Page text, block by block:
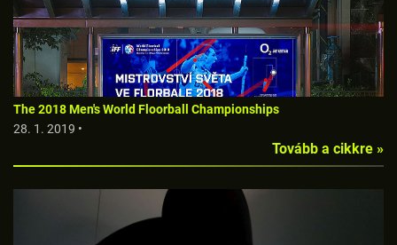
The 2018 Men's World Floorball Championships
28. 1. 2019 •
Tovább a cikkre »